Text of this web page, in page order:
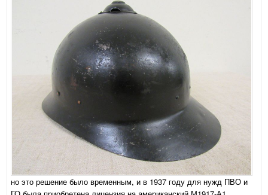
но это решение было временным, и в 1937 году для нужд ПВО и